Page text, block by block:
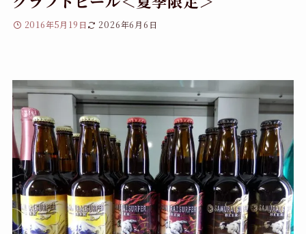
2016年5月19日 2026年6月6日